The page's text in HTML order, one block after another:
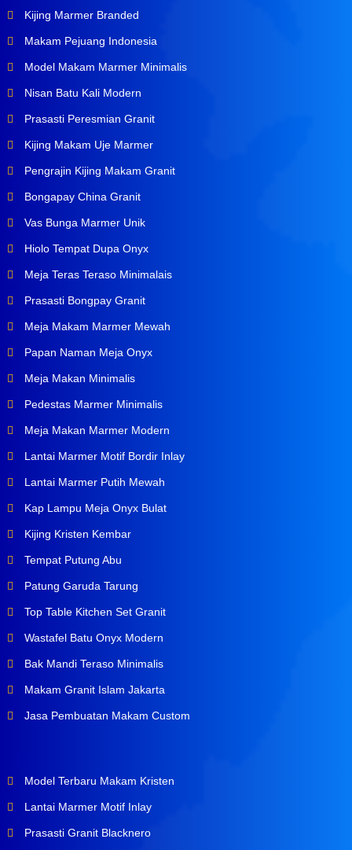
Kijing Marmer Branded
Makam Pejuang Indonesia
Model Makam Marmer Minimalis
Nisan Batu Kali Modern
Prasasti Peresmian Granit
Kijing Makam Uje Marmer
Pengrajin Kijing Makam Granit
Bongapay China Granit
Vas Bunga Marmer Unik
Hiolo Tempat Dupa Onyx
Meja Teras Teraso Minimalais
Prasasti Bongpay Granit
Meja Makam Marmer Mewah
Papan Naman Meja Onyx
Meja Makan Minimalis
Pedestas Marmer Minimalis
Meja Makan Marmer Modern
Lantai Marmer Motif Bordir Inlay
Lantai Marmer Putih Mewah
Kap Lampu Meja Onyx Bulat
Kijing Kristen Kembar
Tempat Putung Abu
Patung Garuda Tarung
Top Table Kitchen Set Granit
Wastafel Batu Onyx Modern
Bak Mandi Teraso Minimalis
Makam Granit Islam Jakarta
Jasa Pembuatan Makam Custom
Model Terbaru Makam Kristen
Lantai Marmer Motif Inlay
Prasasti Granit Blacknero